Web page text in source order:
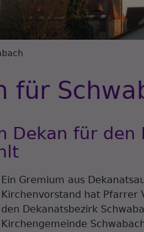
für
Dekan für den
Ein Gremium aus
Kirchenvorstand hat Pfarrer
den Dekanatsbezirk
Kirchengemeinde